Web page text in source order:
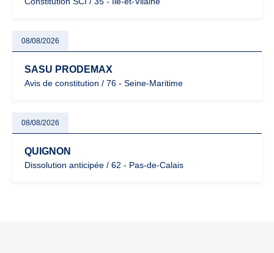
08/08/2026
SASU PRODEMAX
Avis de constitution / 76 - Seine-Maritime
08/08/2026
QUIGNON
Dissolution anticipée / 62 - Pas-de-Calais